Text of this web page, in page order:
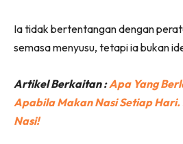
Ia tidak bertentangan dengan
semasa menyusu, tetapi ia bukan
Artikel Berkaitan :Apa Yang
Apabila Makan Nasi Setiap Hari.
Nasi!